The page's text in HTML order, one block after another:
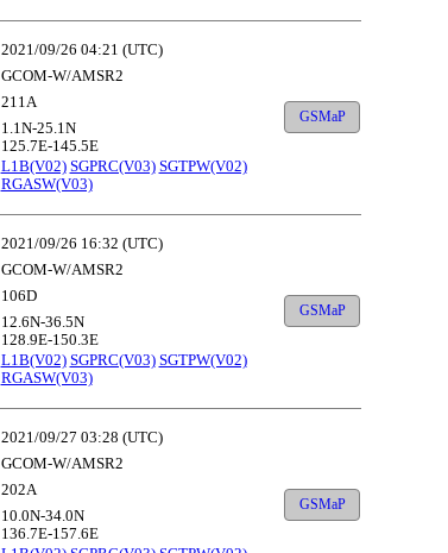
2021/09/26 04:21 (UTC)
GCOM-W/AMSR2
211A
1.1N-25.1N
125.7E-145.5E
L1B(V02) SGPRC(V03) SGTPW(V02)
RGASW(V03)
GSMaP
2021/09/26 16:32 (UTC)
GCOM-W/AMSR2
106D
12.6N-36.5N
128.9E-150.3E
L1B(V02) SGPRC(V03) SGTPW(V02)
RGASW(V03)
GSMaP
2021/09/27 03:28 (UTC)
GCOM-W/AMSR2
202A
10.0N-34.0N
136.7E-157.6E
GSMaP